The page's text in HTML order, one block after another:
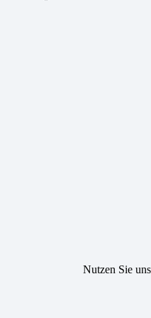
Nutzen Sie